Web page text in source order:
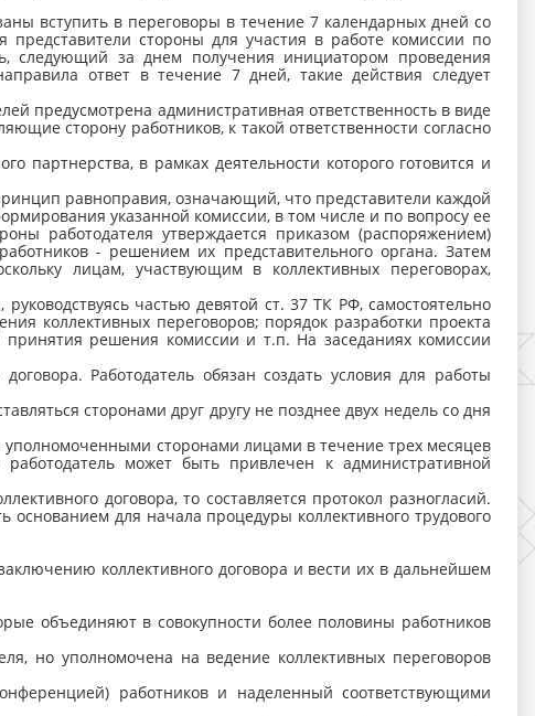
вступить в переговоры в течение 7 календарных дней со
стороны для участия в работе комиссии по
следующий за днем получения инициатором проведения
ответ в течение 7 дней, такие действия следует
предусмотрена административная ответственность в виде
сторону работников, к такой ответственности согласно
партнерства, в рамках деятельности которого готовится и
равноправия, означающий, что представители каждой
указанной комиссии, в том числе и по вопросу ее
работодателя утверждается приказом (распоряжением)
- решением их представительного органа. Затем
лицам, участвующим в коллективных переговорах,
частью девятой ст. 37 ТК РФ, самостоятельно
коллективных переговоров; порядок разработки проекта
решения комиссии и т.п. На заседаниях комиссии
Работодатель обязан создать условия для работы
сторонами друг другу не позднее двух недель со дня
уполномоченными сторонами лицами в течение трех месяцев
может быть привлечен к административной
договора, то составляется протокол разногласий.
основанием для начала процедуры коллективного трудового
коллективного договора и вести их в дальнейшем
объединяют в совокупности более половины работников
но уполномочена на ведение коллективных переговоров
работников и наделенный соответствующими